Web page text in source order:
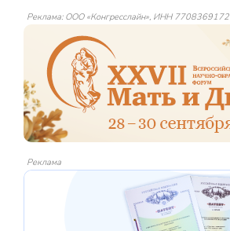
Реклама: ООО «Конгресслайн», ИНН 7708369172
Реклама